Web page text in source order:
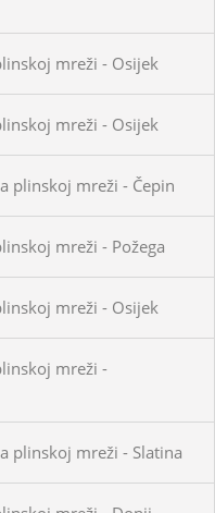
mreži - Osijek
mreži - Osijek
plinskoj mreži - Čepin
mreži - Požega
mreži - Osijek
mreži -
plinskoj mreži - Slatina